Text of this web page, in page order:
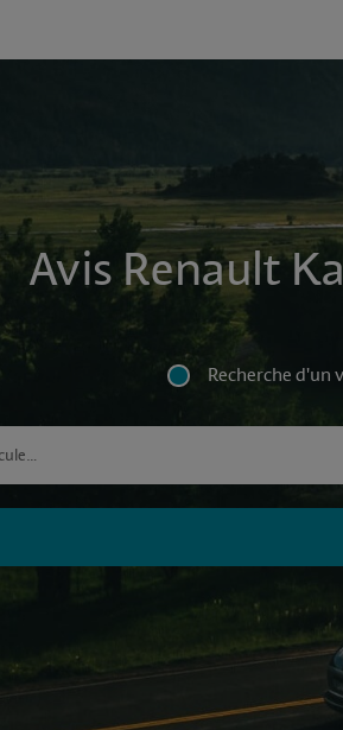
Avis Renault
Recherche d'un